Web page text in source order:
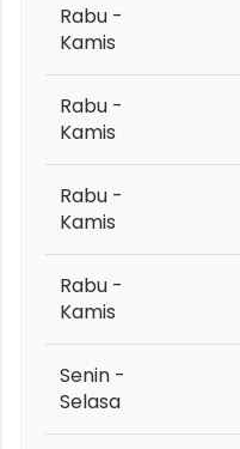
Rabu -
Kamis
Rabu -
Kamis
Rabu -
Kamis
Rabu -
Kamis
Senin -
Selasa